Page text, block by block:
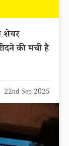
शेयर
की मची है
22nd Sep 2025